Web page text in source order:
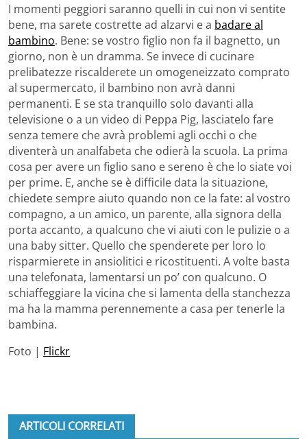
I momenti peggiori saranno quelli in cui non vi sentite
bene, ma sarete costrette ad alzarvi e a badare al
bambino. Bene: se vostro figlio non fa il bagnetto, un
giorno, non è un dramma. Se invece di cucinare
prelibatezze riscalderete un omogeneizzato comprato
al supermercato, il bambino non avrà danni
permanenti. E se sta tranquillo solo davanti alla
televisione o a un video di Peppa Pig, lasciatelo fare
senza temere che avrà problemi agli occhi o che
diventerà un analfabeta che odierà la scuola. La prima
cosa per avere un figlio sano e sereno è che lo siate voi
per prime. E, anche se è difficile data la situazione,
chiedete sempre aiuto quando non ce la fate: al vostro
compagno, a un amico, un parente, alla signora della
porta accanto, a qualcuno che vi aiuti con le pulizie o a
una baby sitter. Quello che spenderete per loro lo
risparmierete in ansiolitici e ricostituenti. A volte basta
una telefonata, lamentarsi un po’ con qualcuno. O
schiaffeggiare la vicina che si lamenta della stanchezza
ma ha la mamma perennemente a casa per tenerle la
bambina.
Foto | Flickr
ARTICOLI CORRELATI